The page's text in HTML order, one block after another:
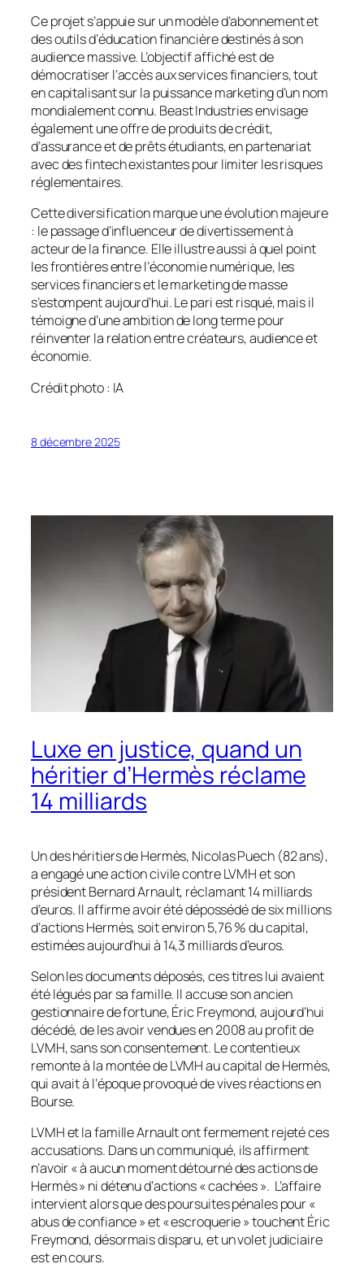
Ce projet s’appuie sur un modèle d’abonnement et
des outils d’éducation financière destinés à son
audience massive. L’objectif affiché est de
démocratiser l’accès aux services financiers, tout
en capitalisant sur la puissance marketing d’un nom
mondialement connu. Beast Industries envisage
également une offre de produits de crédit,
d’assurance et de prêts étudiants, en partenariat
avec des fintech existantes pour limiter les risques
réglementaires.
Cette diversification marque une évolution majeure
: le passage d’influenceur de divertissement à
acteur de la finance. Elle illustre aussi à quel point
les frontières entre l’économie numérique, les
services financiers et le marketing de masse
s’estompent aujourd’hui. Le pari est risqué, mais il
témoigne d’une ambition de long terme pour
réinventer la relation entre créateurs, audience et
économie.
Crédit photo : IA
8 décembre 2025
Luxe en justice, quand un
héritier d’Hermès réclame
14 milliards
Un des héritiers de Hermès, Nicolas Puech (82 ans),
a engagé une action civile contre LVMH et son
président Bernard Arnault, réclamant 14 milliards
d’euros. Il affirme avoir été dépossédé de six millions
d’actions Hermès, soit environ 5,76 % du capital,
estimées aujourd’hui à 14,3 milliards d’euros.
Selon les documents déposés, ces titres lui avaient
été légués par sa famille. Il accuse son ancien
gestionnaire de fortune, Éric Freymond, aujourd’hui
décédé, de les avoir vendues en 2008 au profit de
LVMH, sans son consentement. Le contentieux
remonte à la montée de LVMH au capital de Hermès,
qui avait à l’époque provoqué de vives réactions en
Bourse.
LVMH et la famille Arnault ont fermement rejeté ces
accusations. Dans un communiqué, ils affirment
n’avoir « à aucun moment détourné des actions de
Hermès » ni détenu d’actions « cachées ». L’affaire
intervient alors que des poursuites pénales pour «
abus de confiance » et « escroquerie » touchent Éric
Freymond, désormais disparu, et un volet judiciaire
est en cours.